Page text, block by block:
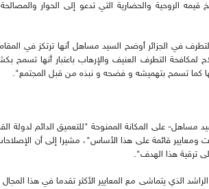
الروحية والحضارية التي تدعو إلى الحوار
في الجزائر أوضح السيد مساهل أنها ترتكز في المقام
التطرف العنيف والإرهاب باعتبار أنها تسمح
عليها كما تسمح بتهميشه و فضحه و نبذه من
مساهل- على المكانة الممنوحة "للتعميق الدائم لدولة
ومعايير قائمة على هذا الأساس"، مشيرا إلى أن
ترقية هذا الهدف".
الذي يتماشى مع المعايير الأكثر تقدما في هذا المجال